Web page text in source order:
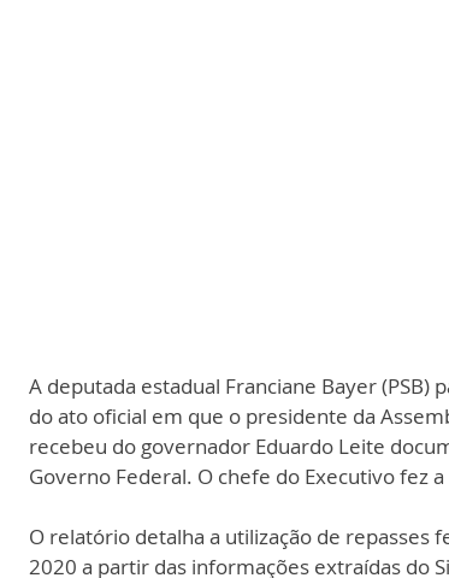
A deputada estadual Franciane Bayer
do ato oficial em que o presidente da
recebeu do governador Eduardo Leite
Governo Federal. O chefe do Executivo fez
O relatório detalha a utilização de repasses
2020 a partir das informações extraídas do